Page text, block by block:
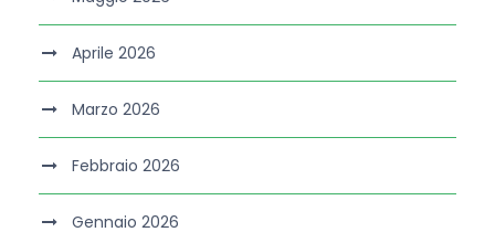
Aprile 2026
Marzo 2026
Febbraio 2026
Gennaio 2026